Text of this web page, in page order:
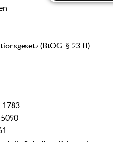
(BtOG, § 23 ff)
1783